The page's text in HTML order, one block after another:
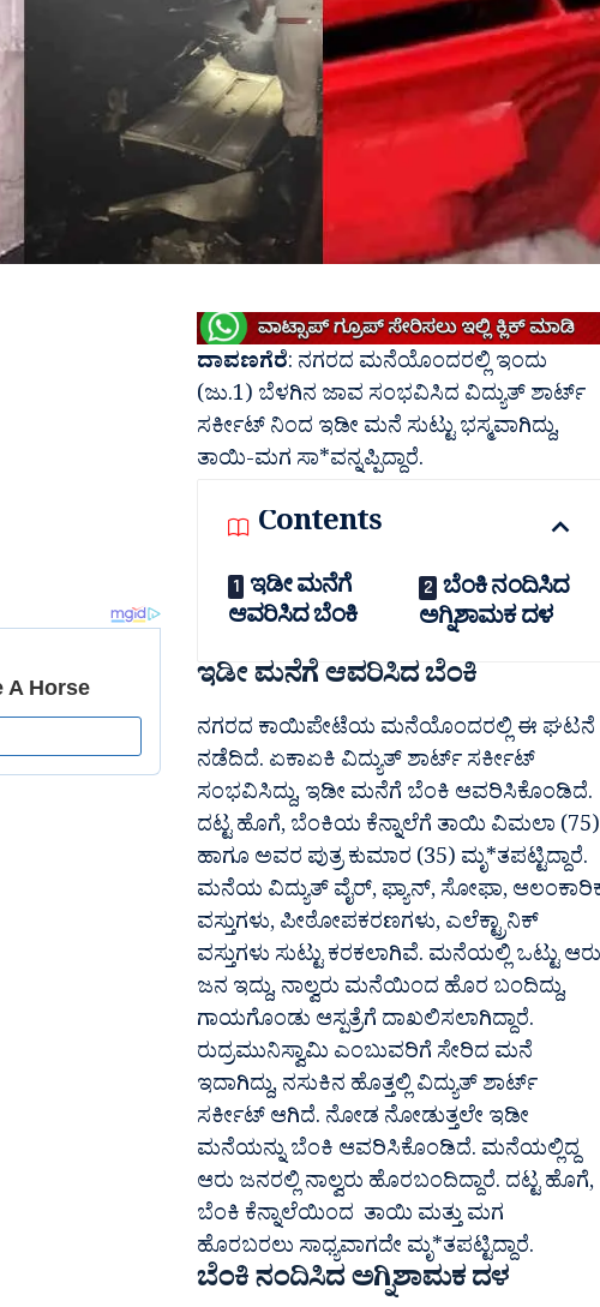
ದಾವಣಗೆರೆ: ನಗರದ ಮನೆಯೊಂದರಲ್ಲಿ ಇಂದು
(ಜು.1) ಬೆಳಗಿನ ಜಾವ ಸಂಭವಿಸಿದ ವಿದ್ಯುತ್ ಶಾರ್ಟ್
ಸರ್ಕೀಟ್‌ ನಿಂದ ಇಡೀ ಮನೆ ಸುಟ್ಟು ಭಸ್ಮವಾಗಿದ್ದು,
ತಾಯಿ-ಮಗ ಸಾ*ವನ್ನಪ್ಪಿದ್ದಾರೆ.
Contents
ಇಡೀ‌ ಮನೆಗೆ
ಆವರಿಸಿದ ಬೆಂಕಿ
ಬೆಂಕಿ ನಂದಿಸಿದ
ಅಗ್ನಿಶಾಮಕ ದಳ
ಇಡೀ‌ ಮನೆಗೆ ಆವರಿಸಿದ ಬೆಂಕಿ
ನಗರದ ಕಾಯಿಪೇಟೆಯ ಮನೆಯೊಂದರಲ್ಲಿ ಈ ಘಟನೆ
ನಡೆದಿದೆ. ಏಕಾಏಕಿ ವಿದ್ಯುತ್ ಶಾರ್ಟ್ ಸರ್ಕೀಟ್‌
ಸಂಭವಿಸಿದ್ದು,‌ ಇಡೀ‌ ಮನೆಗೆ‌ ಬೆಂಕಿ ಆವರಿಸಿಕೊಂಡಿದೆ.
ದಟ್ಟ ಹೊಗೆ, ಬೆಂಕಿಯ ಕೆನ್ನಾಲೆಗೆ ತಾಯಿ ವಿಮಲಾ (75)
ಹಾಗೂ ಅವರ ಪುತ್ರ ಕುಮಾರ (35) ಮೃ*ತಪಟ್ಟಿದ್ದಾರೆ.
ಮನೆಯ ವಿದ್ಯುತ್ ವೈರ್, ಫ್ಯಾನ್, ಸೋಫಾ,
ವಸ್ತುಗಳು, ಪೀಠೋಪಕರಣಗಳು, ಎಲೆಕ್ಟ್ರಾನಿಕ್
ವಸ್ತುಗಳು ಸುಟ್ಟು ಕರಕಲಾಗಿವೆ. ಮನೆಯಲ್ಲಿ ಒಟ್ಟು ಆರು
ಜನ ಇದ್ದು, ನಾಲ್ವರು ಮನೆಯಿಂದ ಹೊರ ಬಂದಿದ್ದು,
ಗಾಯಗೊಂಡು ಆಸ್ಪತ್ರೆಗೆ ದಾಖಲಿಸಲಾಗಿದ್ದಾರೆ.
ರುದ್ರಮುನಿಸ್ವಾಮಿ ಎಂಬುವರಿಗೆ ಸೇರಿದ ಮನೆ
ಇದಾಗಿದ್ದು, ನಸುಕಿನ ಹೊತ್ತಲ್ಲಿ ವಿದ್ಯುತ್ ಶಾರ್ಟ್
ಸರ್ಕೀಟ್‌ ಆಗಿದೆ. ನೋಡ‌ ನೋಡುತ್ತಲೇ ಇಡೀ
ಮನೆಯನ್ನು ಬೆಂಕಿ ಆವರಿಸಿಕೊಂಡಿದೆ. ಮನೆಯಲ್ಲಿದ್ದ
ಆರು ಜನರಲ್ಲಿ ನಾಲ್ವರು ಹೊರಬಂದಿದ್ದಾರೆ. ದಟ್ಟ ಹೊಗೆ,
ಬೆಂಕಿ‌ ಕೆನ್ನಾಲೆಯಿಂದ ತಾಯಿ ಮತ್ತು ಮಗ
ಹೊರಬರಲು ಸಾಧ್ಯವಾಗದೇ ಮೃ*ತಪಟ್ಟಿದ್ದಾರೆ.
ಬೆಂಕಿ ನಂದಿಸಿದ ಅಗ್ನಿಶಾಮಕ ದಳ